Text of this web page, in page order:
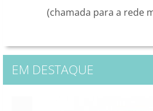
(chamada para a rede
EM DESTAQUE